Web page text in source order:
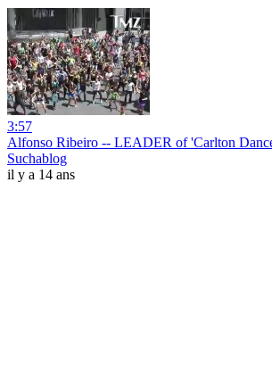
3:57
Alfonso Ribeiro -- LEADER of 'Carlton
Suchablog
il y a 14 ans